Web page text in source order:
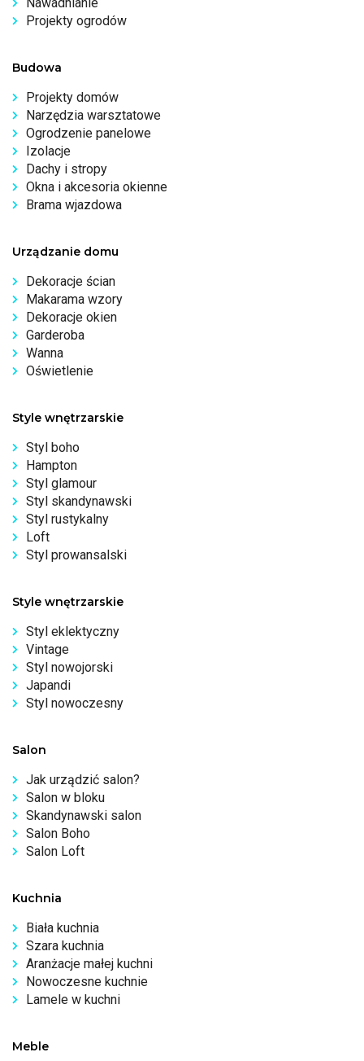
Projekty ogrodów
Budowa
Projekty domów
Narzędzia warsztatowe
Ogrodzenie panelowe
Izolacje
Dachy i stropy
Okna i akcesoria okienne
Brama wjazdowa
Urządzanie domu
Dekoracje ścian
Makarama wzory
Dekoracje okien
Garderoba
Wanna
Oświetlenie
Style wnętrzarskie
Styl boho
Hampton
Styl glamour
Styl skandynawski
Styl rustykalny
Loft
Styl prowansalski
Style wnętrzarskie
Styl eklektyczny
Vintage
Styl nowojorski
Japandi
Styl nowoczesny
Salon
Jak urządzić salon?
Salon w bloku
Skandynawski salon
Salon Boho
Salon Loft
Kuchnia
Biała kuchnia
Szara kuchnia
Aranżacje małej kuchni
Nowoczesne kuchnie
Lamele w kuchni
Meble